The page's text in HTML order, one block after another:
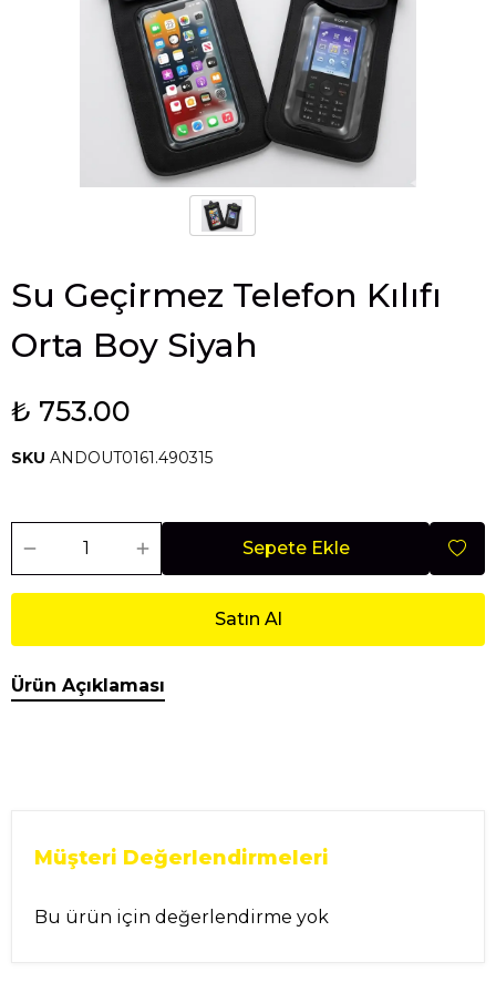
Su Geçirmez Telefon Kılıfı
Orta Boy Siyah
₺ 753.00
SKU ANDOUT0161.490315
Sepete Ekle
Satın Al
Ürün Açıklaması
Müşteri Değerlendirmeleri
Bu ürün için değerlendirme yok